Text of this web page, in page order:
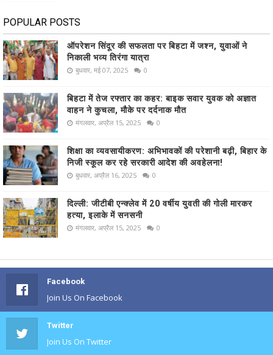
POPULAR POSTS
ऑपरेशन सिंदूर की सफलता पर बिहटा में जश्न, युवाओं ने
निकाली भव्य तिरंगा यात्रा
बुधवार, मई 07, 2025 0
बिहटा में तेज रफ्तार का कहर: बाइक सवार युवक को अज्ञात
वाहन ने कुचला, मौके पर दर्दनाक मौत
मंगलवार, अप्रैल 15, 2025 0
शिक्षा का व्यवसायीकरण: अभिभावकों की परेशानी बढ़ी, बिहार के
निजी स्कूल कर रहे सरकारी आदेश की अवहेलना!
बुधवार, अप्रैल 16, 2025 0
दिल्ली: जीटीबी एन्क्लेव में 20 वर्षीय युवती की गोली मारकर
हत्या, इलाके में सनसनी
मंगलवार, अप्रैल 15, 2025 0
Facebook
Join Us On Facebook
Twitter
Join Us On Twitter